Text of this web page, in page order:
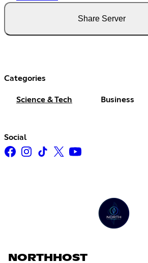
Share Server
Categories
Science & Tech Business
Social
NORTHHOST